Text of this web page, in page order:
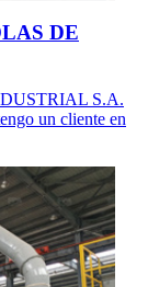
DE
S.A.
un cliente en